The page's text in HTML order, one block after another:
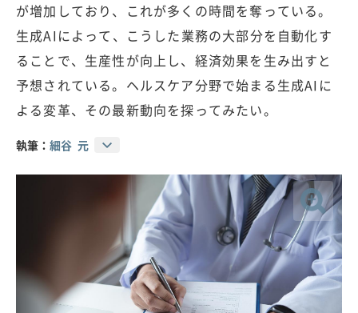
が増加しており、これが多くの時間を奪っている。
生成AIによって、こうした業務の大部分を自動化す
ることで、生産性が向上し、経済効果を生み出すと
予想されている。ヘルスケア分野で始まる生成AIに
よる変革、その最新動向を探ってみたい。
執筆： 細谷 元